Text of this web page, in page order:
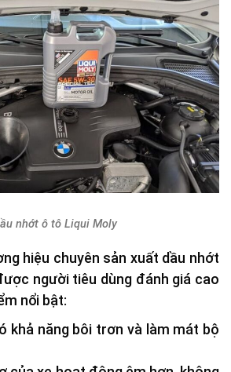
nhớt ô tô Liqui Moly
hiệu chuyên sản xuất dầu nhớt
người tiêu dùng đánh giá cao
nổi bật:
khả năng bôi trơn và làm mát bộ